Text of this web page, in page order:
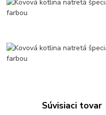
Súvisiaci tovar